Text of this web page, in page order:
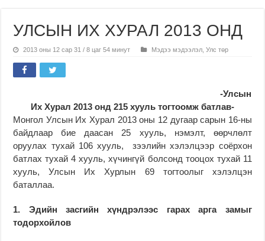
УЛСЫН ИХ ХУРАЛ 2013 ОНД
2013 оны 12 сар 31 / 8 цаг 54 минут Мэдээ мэдээлэл ,Улс төр
-Улсын
Их Хурал 2013 онд 215 хууль тогтоомж батлав-
Монгол Улсын Их Хурал 2013 оны 12 дугаар сарын 16-ны
байдлаар бие даасан 25 хууль, нэмэлт, өөрчлөлт
оруулах тухай 106 хууль, зээлийн хэлэлцээр соёрхон
батлах тухай 4 хууль, хүчингүй болсонд тооцох тухай 11
хууль, Улсын Их Хурлын 69 тогтоолыг хэлэлцэн
баталлаа.
1. Эдийн засгийн хүндрэлээс гарах арга замыг
тодорхойлов